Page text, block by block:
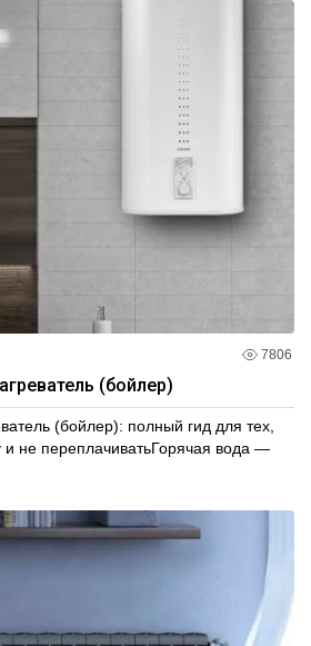
7806
(бойлер)
(бойлер): полный гид для тех,
и не переплачиватьГорячая вода —